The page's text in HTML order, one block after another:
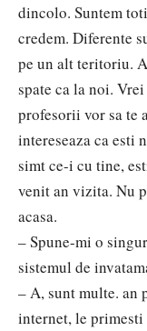
dincolo. Suntem
credem. Diferente
pe un alt teritoriu.
spate ca la noi.
profesorii vor sa te
intereseaza ca esti
simt ce-i cu tine,
venit an vizita. Nu
acasa.
– Spune-mi o
sistemul de
– A, sunt multe. an
internet, le primesti